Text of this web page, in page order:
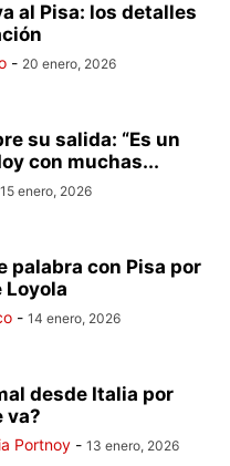
al Pisa: los detalles
- 20 enero, 2026
su salida: “Es un
con muchas...
15 enero, 2026
palabra con Pisa por
Loyola
- 14 enero, 2026
desde Italia por
va?
Portnoy - 13 enero, 2026